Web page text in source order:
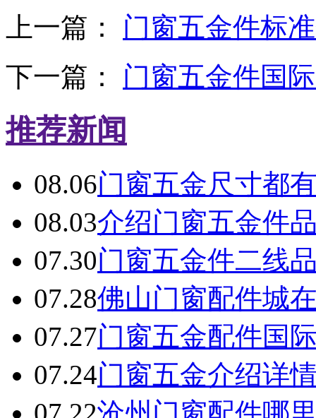
上一篇： 门窗五金件标
下一篇： 门窗五金件国
推荐新闻
08.06门窗五金尺寸都
08.03介绍门窗五金件
07.30门窗五金件二线
07.28佛山门窗配件城
07.27门窗五金配件国
07.24门窗五金介绍详